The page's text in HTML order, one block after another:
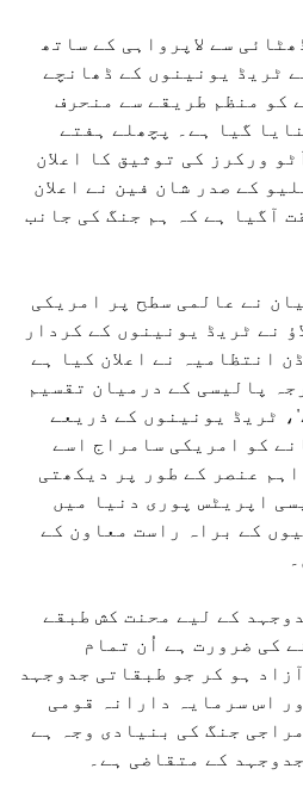
سے لاپرواہی کے ساتھ
ٹریڈ یونینوں کے ڈھانچے
کو منظم طریقے سے منحرف
گیا ہے۔ پچھلے ہفتے
ورکرز کی توثیق کا اعلان
کے صدر شان فین نے اعلان
آگیا ہے کہ ہم جنگ کی جانب
نے عالمی سطح پر امریکی
نے ٹریڈ یونینوں کے کردار
انتظامیہ نے اعلان کیا ہے
پالیسی کے درمیان تقسیم
ٹریڈ یونینوں کے ذریعے
کو امریکی سامراج اسے
عنصر کے طور پر دیکھتی
اپریٹس پوری دنیا میں
کے براہ راست معاون کے
کے لیے محنت کش طبقے
کی ضرورت ہے اُن تمام
ہو کر جو طبقاتی جدوجہد
اس سرمایہ دارانہ قومی
جنگ کی بنیادی وجہ ہے
کے متقاضی ہے۔